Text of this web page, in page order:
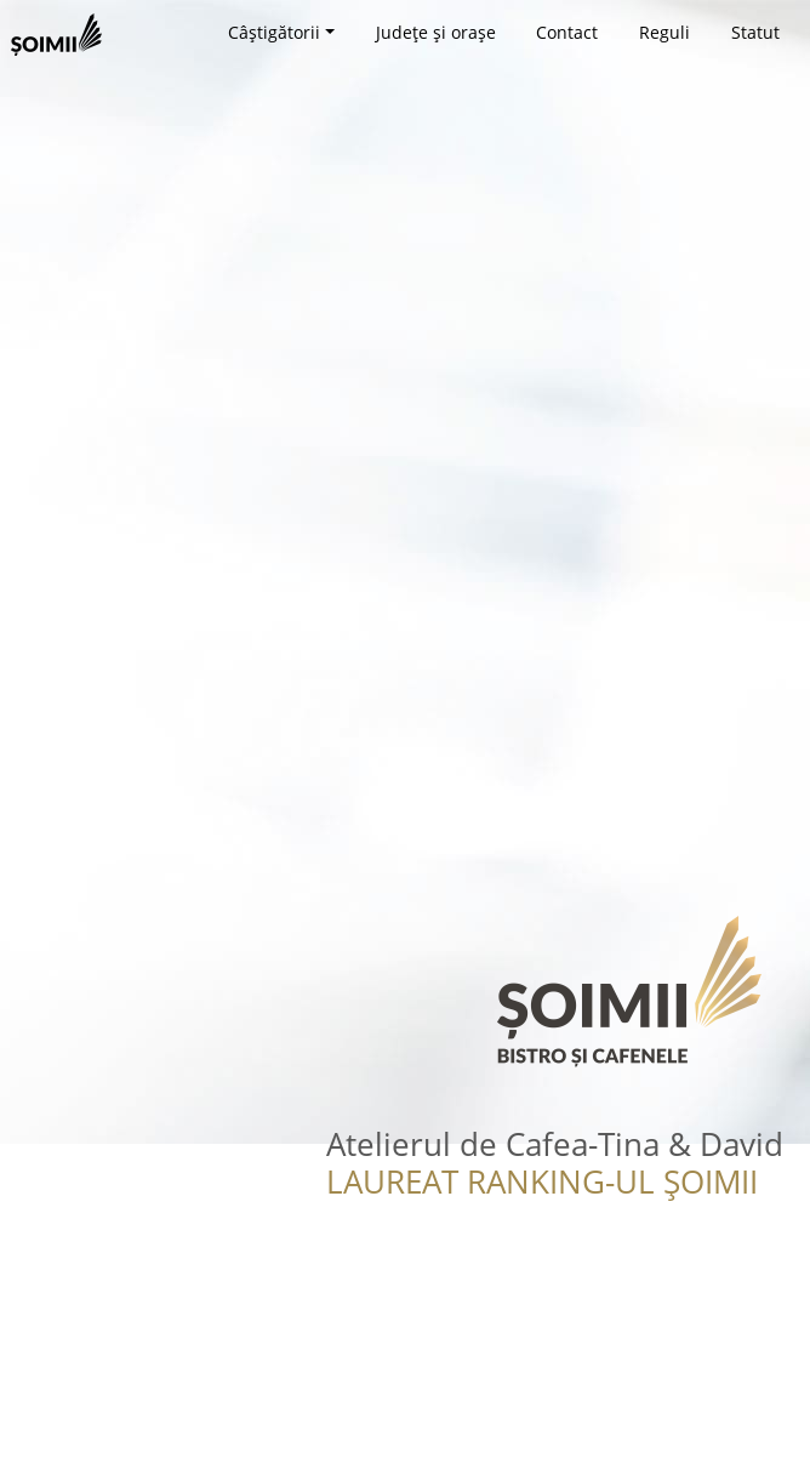
Câștigătorii Județe și orașe Contact Reguli Statut
Atelierul de Cafea-Tina & David
LAUREAT RANKING-UL ȘOIMII